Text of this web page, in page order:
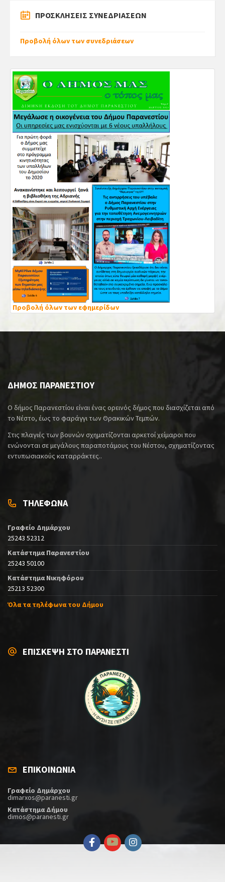
ΠΡΟΣΚΛΗΣΕΙΣ ΣΥΝΕΔΡΙΑΣΕΩΝ
Προβολή όλων των συνεδριάσεων
Προβολή όλων των εφημερίδων
ΔΗΜΟΣ ΠΑΡΑΝΕΣΤΙΟΥ
Ο δήμος Παρανεστίου είναι ένας ορεινός δήμος που διασχίζεται από
το Νέστο, έως το φαράγγι των Θρακικών Τεμπών.
Στις πλαγιές των βουνών σχηματίζονται αρκετοί χείμαροι που
ενώνονται σε μεγάλους παραποτάμους του Νέστου, σχηματίζοντας
εντυπωσιακούς καταρράκτες..
ΤΗΛΕΦΩΝΑ
Γραφείο Δημάρχου
25243 52312
Κατάστημα Παρανεστίου
25243 50100
Κατάστημα Νικηφόρου
25213 52300
Όλα τα τηλέφωνα του Δήμου
ΕΠΙΣΚΕΨΗ ΣΤΟ ΠΑΡΑΝΕΣΤΙ
ΕΠΙΚΟΙΝΩΝΙΑ
Γραφείο Δημάρχου
dimarxos@paranesti.gr
Κατάστημα Δήμου
dimos@paranesti.gr